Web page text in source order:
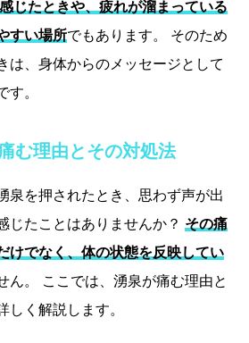
じたときや、疲れが溜まっている
すい場所でもあります。 そのため
は、身体からのメッセージとして
す。
む理由とその対処法
泉を押されたとき、思わず声が出
じたことはありませんか？ その痛
けでなく、体の状態を反映してい
ん。 ここでは、湧泉が痛む理由と
しく解説します。